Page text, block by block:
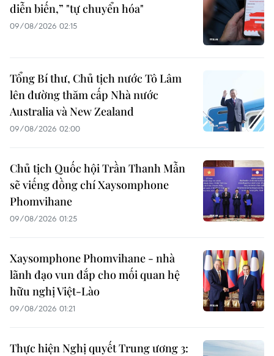
diễn biến,” "tự chuyển hóa"
09/08/2026 02:15
Tổng Bí thư, Chủ tịch nước Tô Lâm
lên đường thăm cấp Nhà nước
Australia và New Zealand
09/08/2026 02:00
Chủ tịch Quốc hội Trần Thanh Mẫn
sẽ viếng đồng chí Xaysomphone
Phomvihane
09/08/2026 01:25
Xaysomphone Phomvihane - nhà
lãnh đạo vun đắp cho mối quan hệ
hữu nghị Việt-Lào
09/08/2026 01:21
Thực hiện Nghị quyết Trung ương 3: